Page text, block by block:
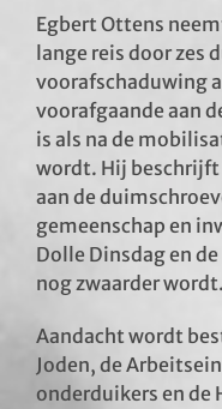
Educatie
Contact
Egbert Ottens
lange reis door zes
voorafschaduwing
voorafgaande aan
is als na de
wordt. Hij
aan de
gemeenschap en
Dolle Dinsdag en
nog zwaarder wordt.
Aandacht wordt
Joden, de
onderduikers en de